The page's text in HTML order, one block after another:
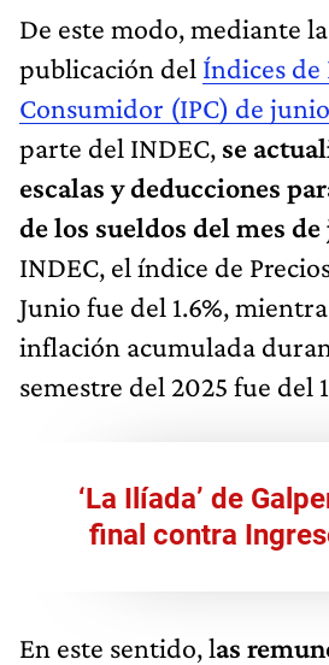
De este modo, mediante
publicación del Índices de
Consumidor (IPC) de
parte del INDEC, se
escalas y deducciones
de los sueldos del mes
INDEC, el índice de
Junio fue del 1.6%,
inflación acumulada
semestre del 2025 fue del
‘La Ilíada’ de
final contra
En este sentido, las